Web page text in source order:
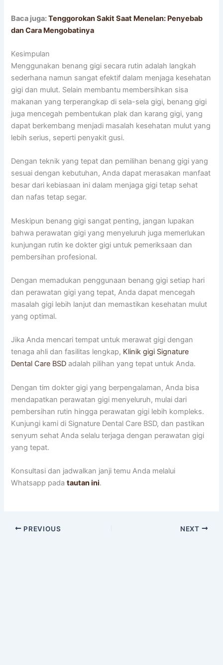
Baca juga:Tenggorokan Sakit Saat Menelan: Penyebab
dan Cara Mengobatinya
Kesimpulan
Menggunakan benang gigi secara rutin adalah langkah
sederhana namun sangat efektif dalam menjaga kesehatan
gigi dan mulut. Selain membantu membersihkan sisa
makanan yang terperangkap di sela-sela gigi, benang gigi
juga mencegah pembentukan plak dan karang gigi, yang
dapat berkembang menjadi masalah kesehatan mulut yang
lebih serius, seperti penyakit gusi.
Dengan teknik yang tepat dan pemilihan benang gigi yang
sesuai dengan kebutuhan, Anda dapat merasakan manfaat
besar dari kebiasaan ini dalam menjaga gigi tetap sehat
dan nafas tetap segar.
Meskipun benang gigi sangat penting, jangan lupakan
bahwa perawatan gigi yang menyeluruh juga memerlukan
kunjungan rutin ke dokter gigi untuk pemeriksaan dan
pembersihan profesional.
Dengan memadukan penggunaan benang gigi setiap hari
dan perawatan gigi yang tepat, Anda dapat mencegah
masalah gigi lebih lanjut dan memastikan kesehatan mulut
yang optimal.
Jika Anda mencari tempat untuk merawat gigi dengan
tenaga ahli dan fasilitas lengkap, Klinik gigi Signature
Dental Care BSD adalah pilihan yang tepat untuk Anda.
Dengan tim dokter gigi yang berpengalaman, Anda bisa
mendapatkan perawatan gigi menyeluruh, mulai dari
pembersihan rutin hingga perawatan gigi lebih kompleks.
Kunjungi kami di Signature Dental Care BSD, dan pastikan
senyum sehat Anda selalu terjaga dengan perawatan gigi
yang tepat.
Konsultasi dan jadwalkan janji temu Anda melalui
Whatsapp padatautan ini.
PREVIOUS NEXT